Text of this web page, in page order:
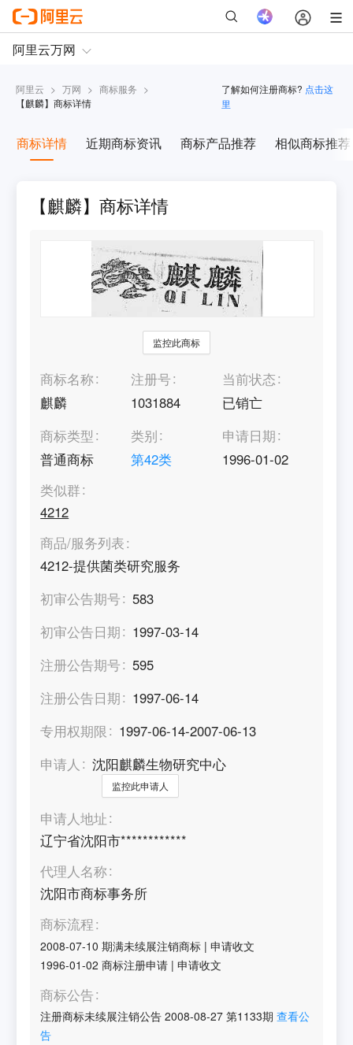
阿里云 > 万网 > 商标服务 >
【麒麟】商标详情
了解如何注册商标? 点击这
里
商标详情 近期商标资讯 商标产品推荐 相似商标推荐
【麒麟】商标详情
监控此商标
商标名称
麒麟
注册号
1031884
当前状态
已销亡
商标类型
普通商标
类别
第42类
申请日期
1996-01-02
类似群
4212
商品/服务列表
4212-提供菌类研究服务
初审公告期号
583
初审公告日期
1997-03-14
注册公告期号
595
注册公告日期
1997-06-14
专用权期限
1997-06-14-2007-06-13
申请人
沈阳麒麟生物研究中心
监控此申请人
申请人地址
辽宁省沈阳市************
代理人名称
沈阳市商标事务所
商标流程
2008-07-10 期满未续展注销商标 |申请收文
1996-01-02 商标注册申请 |申请收文
商标公告
注册商标未续展注销公告 2008-08-27 第1133期 查看公
告